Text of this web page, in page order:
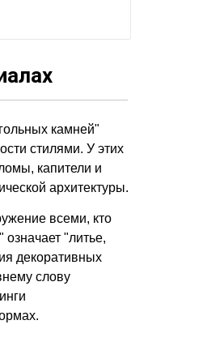
камней"
стилями. У этих
капители и
архитектуры.
всеми, кто
"литье,
декоративных
слову